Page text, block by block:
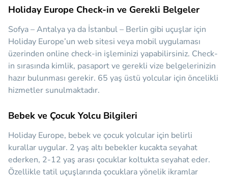
Holiday Europe Check-in ve Gerekli Belgeler
Sofya – Antalya ya da İstanbul – Berlin gibi uçuşlar için
Holiday Europe’un web sitesi veya mobil uygulaması
üzerinden online check-in işleminizi yapabilirsiniz. Check-
in sırasında kimlik, pasaport ve gerekli vize belgelerinizin
hazır bulunması gerekir. 65 yaş üstü yolcular için öncelikli
hizmetler sunulmaktadır.
Bebek ve Çocuk Yolcu Bilgileri
Holiday Europe, bebek ve çocuk yolcular için belirli
kurallar uygular. 2 yaş altı bebekler kucakta seyahat
ederken, 2-12 yaş arası çocuklar koltukta seyahat eder.
Özellikle tatil uçuşlarında çocuklara yönelik ikramlar